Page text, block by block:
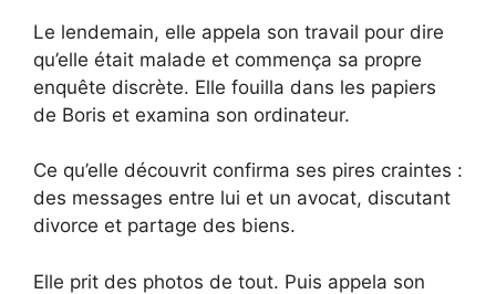
Le lendemain, elle appela son travail pour dire
qu’elle était malade et commença sa propre
enquête discrète. Elle fouilla dans les papiers
de Boris et examina son ordinateur.
Ce qu’elle découvrit confirma ses pires craintes :
des messages entre lui et un avocat, discutant
divorce et partage des biens.
Elle prit des photos de tout. Puis appela son